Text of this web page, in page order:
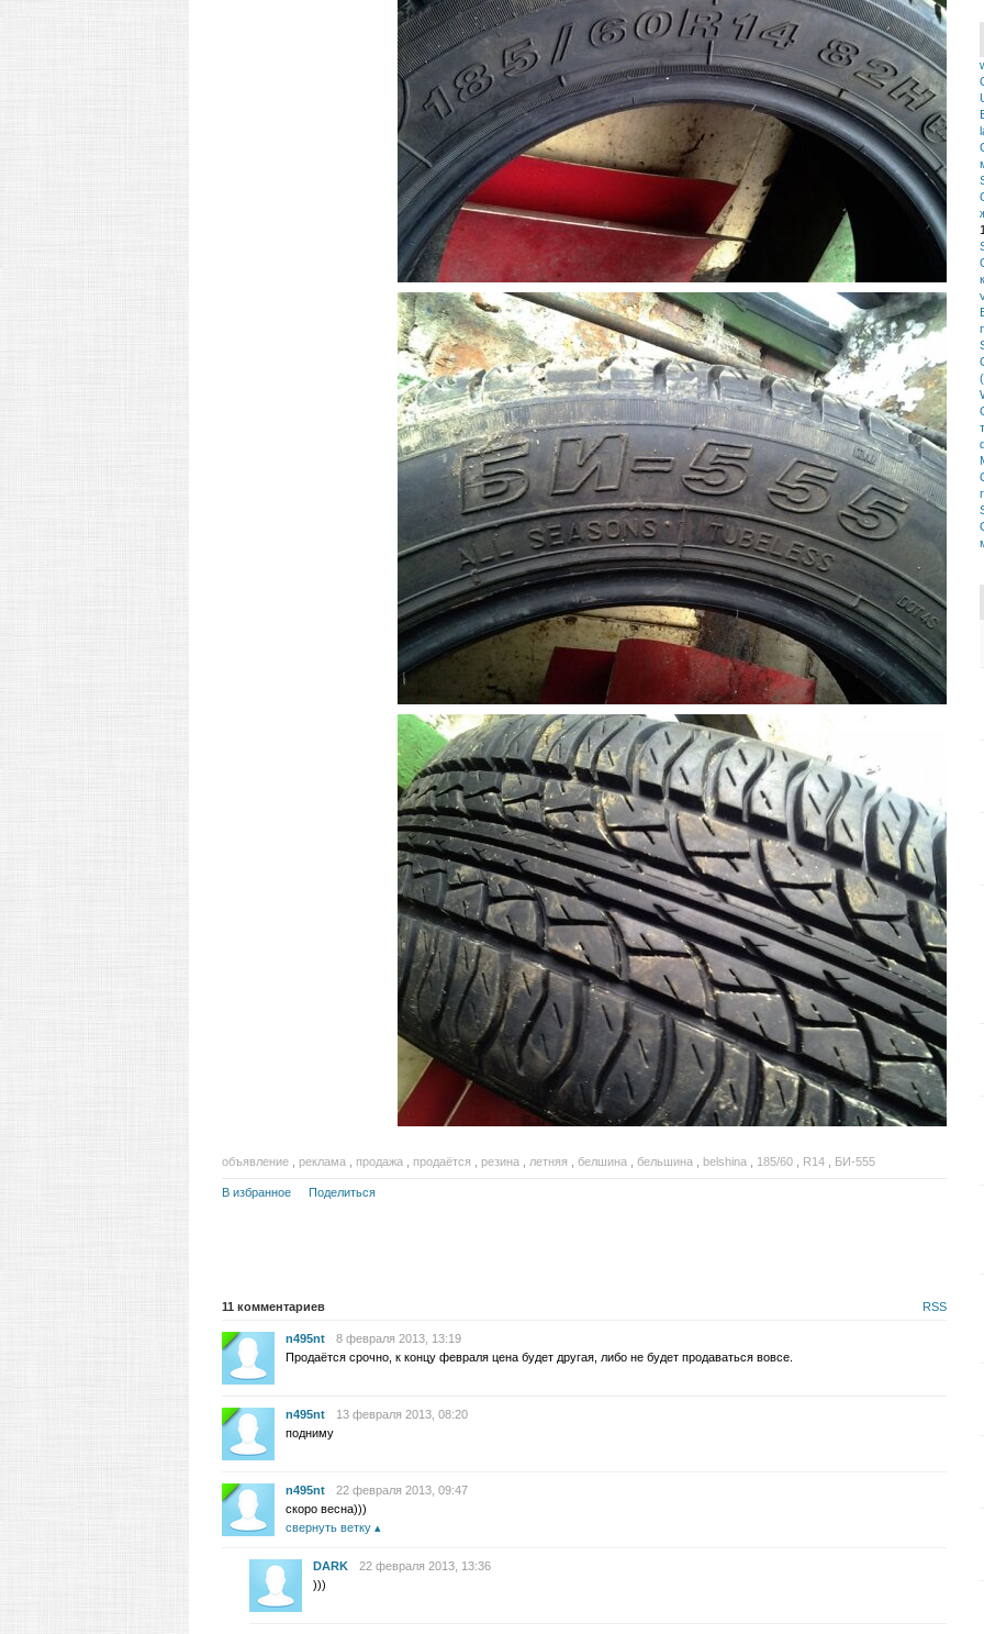
объявление реклама продажа продаётся резина летняя белшина бельшина belshina 185/60 R14 БИ-555
В избранное Поделиться
11 комментариев RSS
n495nt
8 февраля 2013, 13:19
Продаётся срочно, к концу февраля цена будет другая, либо не будет продаваться вовсе.
n495nt
13 февраля 2013, 08:20
подниму
n495nt
22 февраля 2013, 09:47
скоро весна)))
свернуть ветку
DARK
22 февраля 2013, 13:36
)))